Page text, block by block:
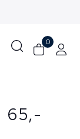
0
65,-